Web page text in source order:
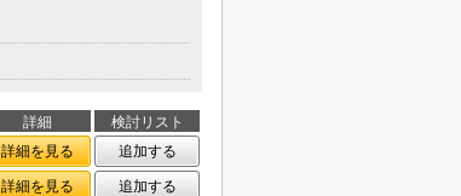
詳細
検討リスト
詳細を見る
追加する
詳細を見る 追加する